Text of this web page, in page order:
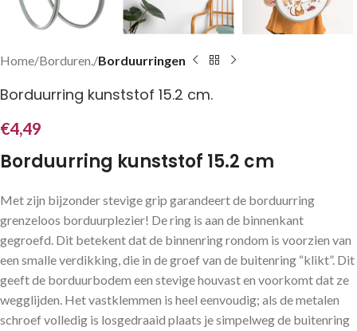
Home Borduren. Borduurringen
Borduurring kunststof 15.2 cm.
€4,49
Borduurring kunststof 15.2 cm
Met zijn bijzonder stevige grip garandeert de borduurring
grenzeloos borduurplezier! De ring is aan de binnenkant
gegroefd. Dit betekent dat de binnenring rondom is voorzien van
een smalle verdikking, die in de groef van de buitenring “klikt”. Dit
geeft de borduurbodem een ​​stevige houvast en voorkomt dat ze
wegglijden. Het vastklemmen is heel eenvoudig; als de metalen
schroef volledig is losgedraaid plaats je simpelweg de buitenring